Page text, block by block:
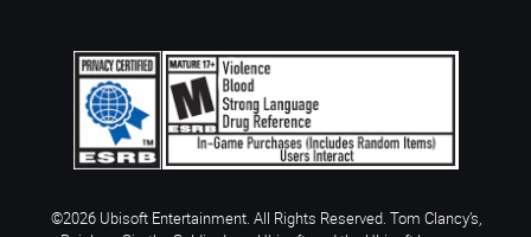
©2026 Ubisoft Entertainment. All Rights Reserved. Tom Clancy’s,